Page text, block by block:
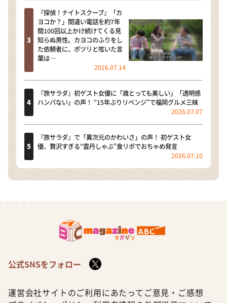
『探偵！ナイトスクープ』「カ
ヨコか？」間違い電話を約7年
間100回以上かけ続けてくる見
知らぬ男性。カヨコのふりをし
た依頼者に、ポツリと呟いた言
葉は…
2026.07.14
『旅サラダ』初ゲスト女優に「歳とっても美しい」「透明感
ハンパない」の声！ “15年ぶりリベンジ”で福岡グルメ三昧
2026.07.07
『旅サラダ』で「異次元のかわいさ」の声！ 初ゲスト女
優、贅沢すぎる“雲丹しゃぶ”食リポでおちゃめ発言
2026.07.10
公式SNSをフォロー
運営会社サイトのご利用にあたって ご意見・ご感想